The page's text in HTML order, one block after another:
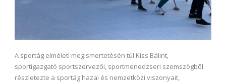
A sportág elméleti megismertetésén túl Kiss Bálint,
sportigazgató sportszervezői, sportmenedzseri szemszögből
részletezte a sportág hazai és nemzetközi viszonyait,